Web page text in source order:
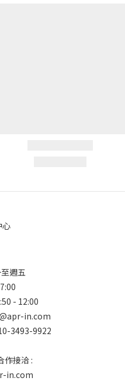
心
週五
- 12:00
in.com
3493-9922
作接洽 :
in.com